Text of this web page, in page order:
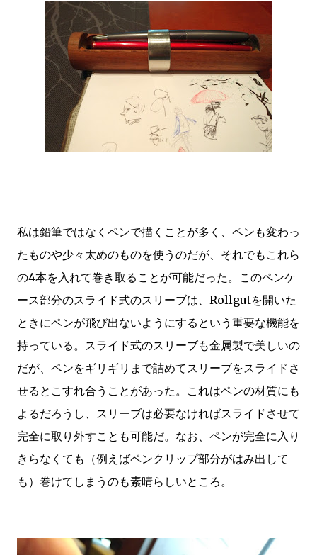
私は鉛筆ではなくペンで描くことが多く、ペンも変わっ
たものや少々太めのものを使うのだが、それでもこれら
の4本を入れて巻き取ることが可能だった。このペンケ
ース部分のスライド式のスリーブは、Rollgutを開いた
ときにペンが飛び出ないようにするという重要な機能を
持っている。スライド式のスリーブも金属製で美しいの
だが、ペンをギリギリまで詰めてスリーブをスライドさ
せるとこすれ合うことがあった。これはペンの材質にも
よるだろうし、スリーブは必要なければスライドさせて
完全に取り外すことも可能だ。なお、ペンが完全に入り
きらなくても（例えばペンクリップ部分がはみ出して
も）巻けてしまうのも素晴らしいところ。